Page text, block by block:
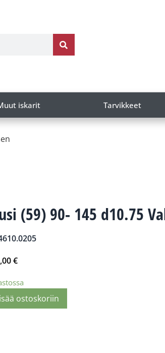
iskarit Tarvikkeet
(59) 90- 145 d10.75
€
ostoskoriin